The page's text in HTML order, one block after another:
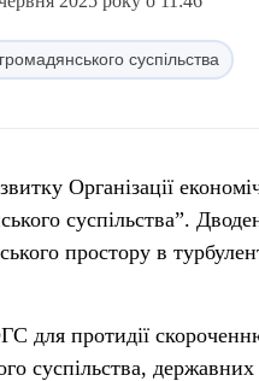
суспільства
Організації
суспільства”.
простору в
для протидії
суспільства, державних